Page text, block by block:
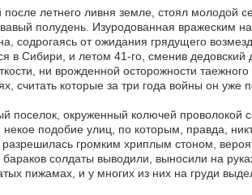
летнего ливня земле, стоял молодой
полудень. Изуродованная вражеским
содрогаясь от ожидания грядущего
в Сибири, и летом 41-го, сменив дедовский
ни врожденной осторожности таежного
считать которые за три года войны он уже
поселок, окруженный колючей проволокой
подобие улиц, по которым, правда,
громким хриплым стоном,
солдаты выводили, выносили на
пижамах, и у многих из них на груди